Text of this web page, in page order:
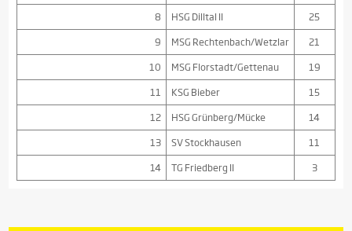
8
HSG Dilltal II
25
9
MSG Rechtenbach/Wetzlar
21
10
MSG Florstadt/Gettenau
19
11
KSG Bieber
15
12
HSG Grünberg/Mücke
14
13
SV Stockhausen
11
14
TG Friedberg II 3